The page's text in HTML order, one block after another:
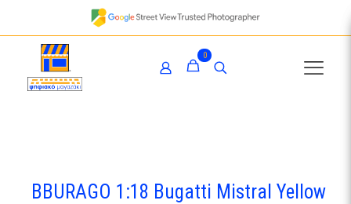
0
BBURAGO 1:18 Bugatti Mistral Yellow